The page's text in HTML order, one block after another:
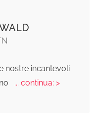
nostre incantevoli
... continua: >